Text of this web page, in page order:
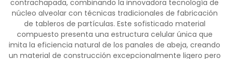
contrachapada, combinando la innovadora tecnología de
núcleo alveolar con técnicas tradicionales de fabricación
de tableros de partículas. Este sofisticado material
compuesto presenta una estructura celular única que
imita la eficiencia natural de los panales de abeja, creando
un material de construcción excepcionalmente ligero pero